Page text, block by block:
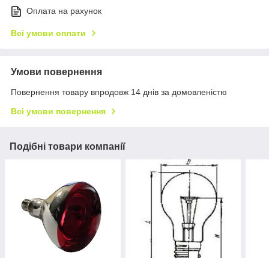
Оплата на рахунок
Всі умови оплати
Умови повернення
Повернення товару впродовж 14 днів за домовленістю
Всі умови повернення
Подібні товари компанії